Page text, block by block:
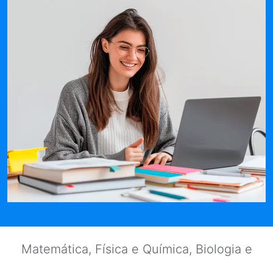
Matemática, Física e Química, Biologia e